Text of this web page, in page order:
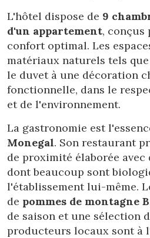
L'hôtel dispose de 9
d'un appartement, conçus
confort optimal. Les
matériaux naturels tels
le duvet à une décoration
fonctionnelle, dans le
et de l'environnement.
La gastronomie est
Monegal. Son restaurant
de proximité élaborée avec
dont beaucoup sont
l'établissement lui-même.
de pommes de montagne
de saison et une sélection
producteurs locaux sont à